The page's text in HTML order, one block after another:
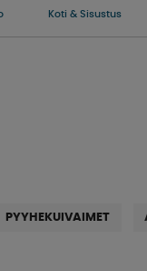
Koti & Sisustus
PYYHEKUIVAIMET